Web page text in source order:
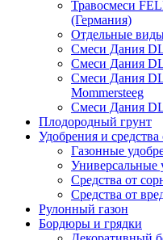
Травосмеси
(Германия)
Отдельные
Смеси Дания
Смеси Дания
Смеси Дания
Mommersteeg
Смеси Дания
Плодородный грунт
Удобрения и средства
Газонные
Универсальные
Средства от
Средства от
Рулонный газон
Бордюры и грядки